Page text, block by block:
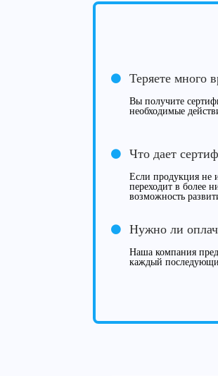
Теряете много
Вы получите
необходимые
Что дает
Если продукция не
переходит в более
возможность
Нужно ли
Наша компания
каждый